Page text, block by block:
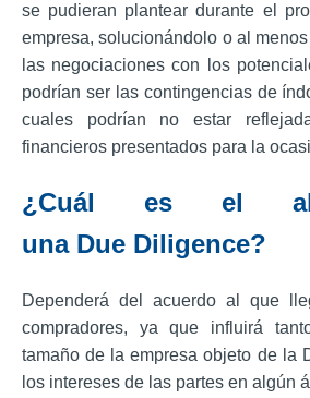
se pudieran plantear durante el
empresa, solucionándolo o al
las negociaciones con los
podrían ser las contingencias de
cuales podrían no estar
financieros presentados para la
¿Cuál es el
una Due Diligence?
Dependerá del acuerdo al que
compradores, ya que influirá
tamaño de la empresa objeto de la
los intereses de las partes en algún